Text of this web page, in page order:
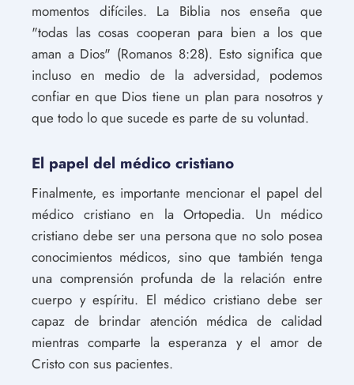
momentos difíciles. La Biblia nos enseña que
"todas las cosas cooperan para bien a los que
aman a Dios" (Romanos 8:28). Esto significa que
incluso en medio de la adversidad, podemos
confiar en que Dios tiene un plan para nosotros y
que todo lo que sucede es parte de su voluntad.
El papel del médico cristiano
Finalmente, es importante mencionar el papel del
médico cristiano en la Ortopedia. Un médico
cristiano debe ser una persona que no solo posea
conocimientos médicos, sino que también tenga
una comprensión profunda de la relación entre
cuerpo y espíritu. El médico cristiano debe ser
capaz de brindar atención médica de calidad
mientras comparte la esperanza y el amor de
Cristo con sus pacientes.